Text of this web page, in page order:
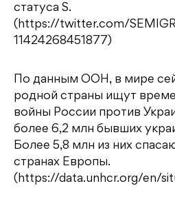
статуса S.
(https://twitter.com/
11424268451877)
По данным ООН, в мире
родной страны ищут
войны России против
более 6,2 млн бывших
Более 5,8 млн из них
странах Европы.
(https://data.unhcr.org/en/